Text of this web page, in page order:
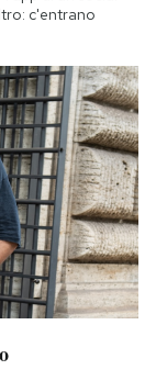
c'entrano